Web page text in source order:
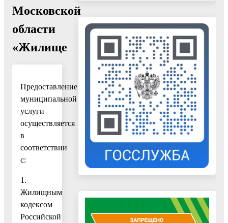
Московской
области
«Жилище
Предоставление
муниципальной
услуги
осуществляется
в
соответствии
с:
1.
Жилищным
кодексом
Российской